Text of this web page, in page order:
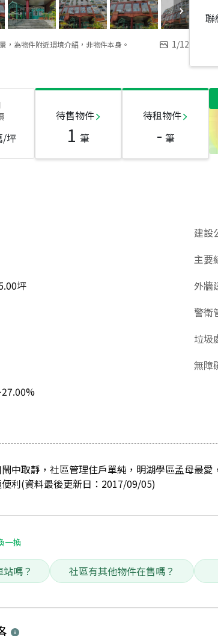
，為物件附近環境介紹，非物件本身。 1/12
聯
/坪
待售物件
1 筆
待租物件
- 筆
坪
建設
主要
外牆
警衛
垃圾
無障
中取靜，社區管理住戶單純，明湖學區孟母最
利(資料最後更新日：2017/09/05)
一換
嗎？ 社區有其他物件在售嗎？